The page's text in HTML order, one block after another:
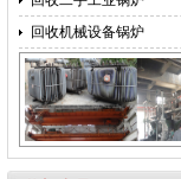
回收机械设备锅炉